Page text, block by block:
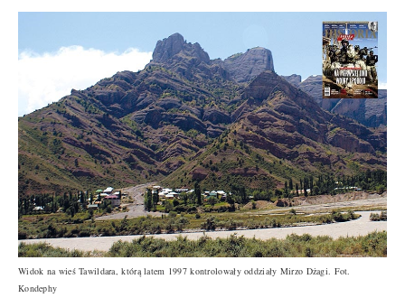
Widok na wieś Tawildara, którą latem 1997 kontrolowały oddziały Mirzo Dżagi. Fot.
Kondephy